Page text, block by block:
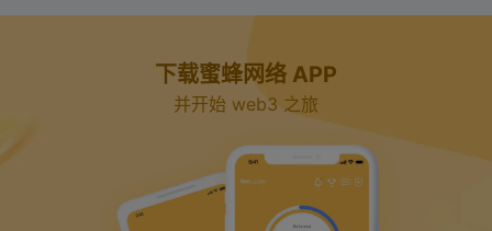
V
i
下载蜜蜂网络 APP
并开始 web3 之旅